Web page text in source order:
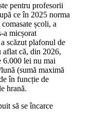
pentru profesorii
ce în 2025 norma
școli, a
a micșorat
scăzut plafonul de
aflat că, din 2026,
6.000 lei nu mai
(sumă maximă
în funcție de
hrană.
să se încarce